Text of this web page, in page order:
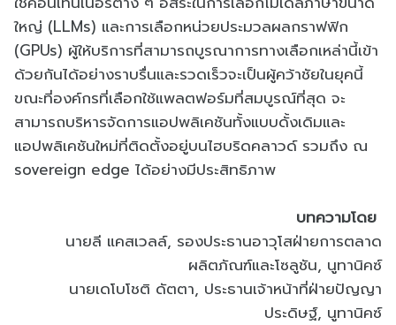
ใหญ่ (LLMs) และการเลือกหน่วยประมวลผลกราฟฟิก
(GPUs) ผู้ให้บริการที่สามารถบูรณาการทางเลือกเหล่านี้เข้า
ด้วยกันได้อย่างราบรื่นและรวดเร็วจะเป็นผู้คว้าชัยในยุคนี้
ขณะที่องค์กรที่เลือกใช้แพลตฟอร์มที่สมบูรณ์ที่สุด จะ
สามารถบริหารจัดการแอปพลิเคชันทั้งแบบดั้งเดิมและ
แอปพลิเคชันใหม่ที่ติดตั้งอยู่บนไฮบริดคลาวด์ รวมถึง ณ
sovereign edge ได้อย่างมีประสิทธิภาพ
บทความโดย
นายลี แคสเวลล์, รองประธานอาวุโสฝ่ายการตลาด
ผลิตภัณฑ์และโซลูชัน, นูทานิคซ์
นายเดโบโชติ ดัตตา, ประธานเจ้าหน้าที่ฝ่ายปัญญา
ประดิษฐ์, นูทานิคซ์